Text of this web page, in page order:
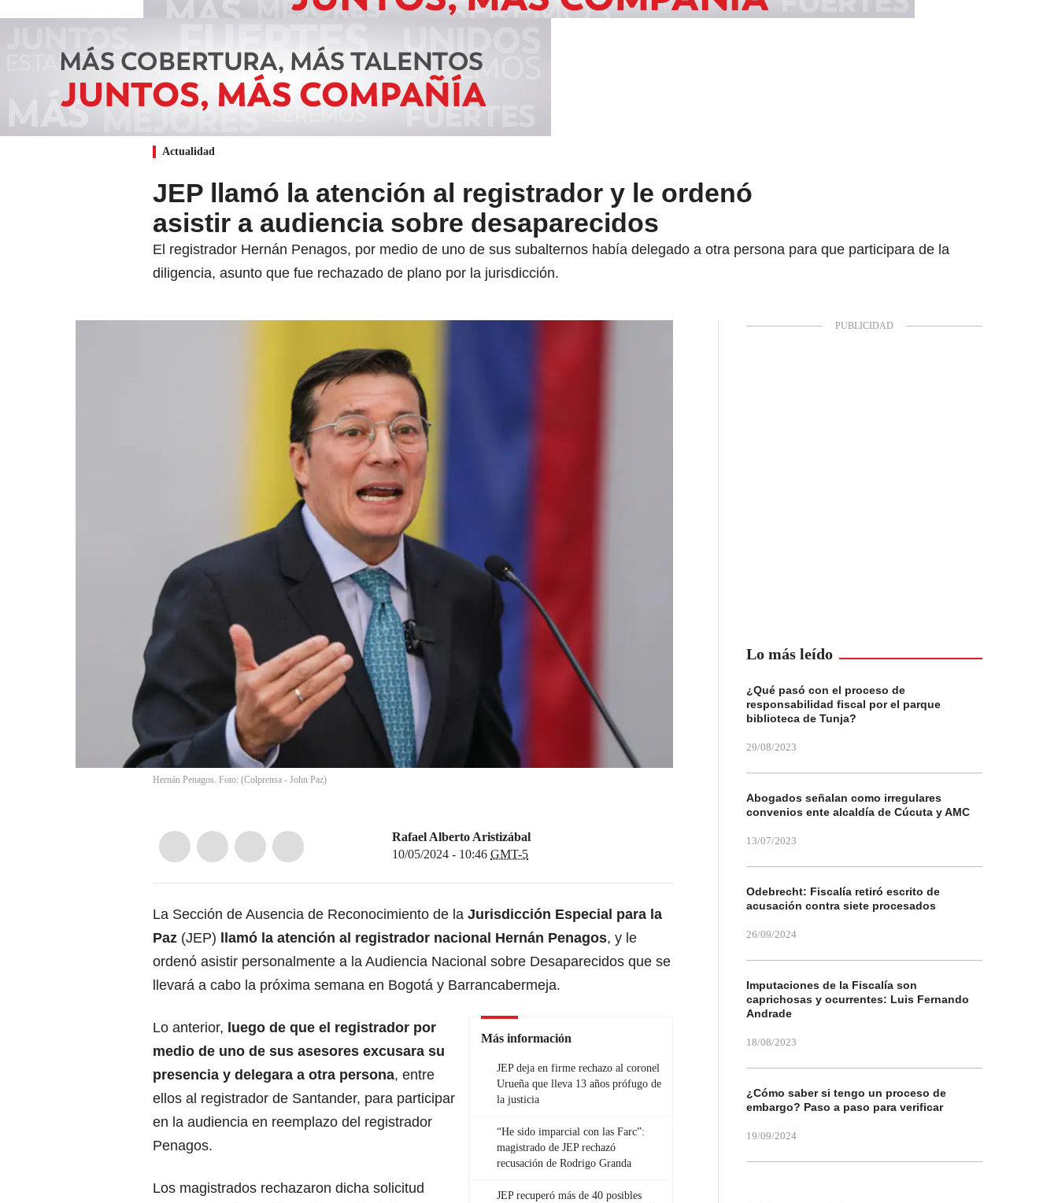
Actualidad
JEP llamó la atención al registrador y le ordenó
asistir a audiencia sobre desaparecidos
El registrador Hernán Penagos, por medio de uno de sus subalternos había delegado a otra persona para que participara de la
diligencia, asunto que fue rechazado de plano por la jurisdicción.
Hernán Penagos. Foto: (Colprensa - John Paz)
Rafael Alberto Aristizábal
10/05/2024 - 10:46 GMT-5
La Sección de Ausencia de Reconocimiento de la Jurisdicción Especial para la
Paz (JEP) llamó la atención al registrador nacional Hernán Penagos, y le
ordenó asistir personalmente a la Audiencia Nacional sobre Desaparecidos que se
llevará a cabo la próxima semana en Bogotá y Barrancabermeja.
Más información
JEP deja en firme rechazo al coronel
Urueña que lleva 13 años prófugo de
la justicia
“He sido imparcial con las Farc”:
magistrado de JEP rechazó
recusación de Rodrigo Granda
JEP recuperó más de 40 posibles
Lo anterior, luego de que el registrador por
medio de uno de sus asesores excusara su
presencia y delegara a otra persona, entre
ellos al registrador de Santander, para participar
en la audiencia en reemplazo del registrador
Penagos.
Los magistrados rechazaron dicha solicitud
Lo más leído
¿Qué pasó con el proceso de
responsabilidad fiscal por el parque
biblioteca de Tunja?
29/08/2023
Abogados señalan como irregulares
convenios ente alcaldía de Cúcuta y AMC
13/07/2023
Odebrecht: Fiscalía retiró escrito de
acusación contra siete procesados
26/09/2024
Imputaciones de la Fiscalía son
caprichosas y ocurrentes: Luis Fernando
Andrade
18/08/2023
¿Cómo saber si tengo un proceso de
embargo? Paso a paso para verificar
19/09/2024